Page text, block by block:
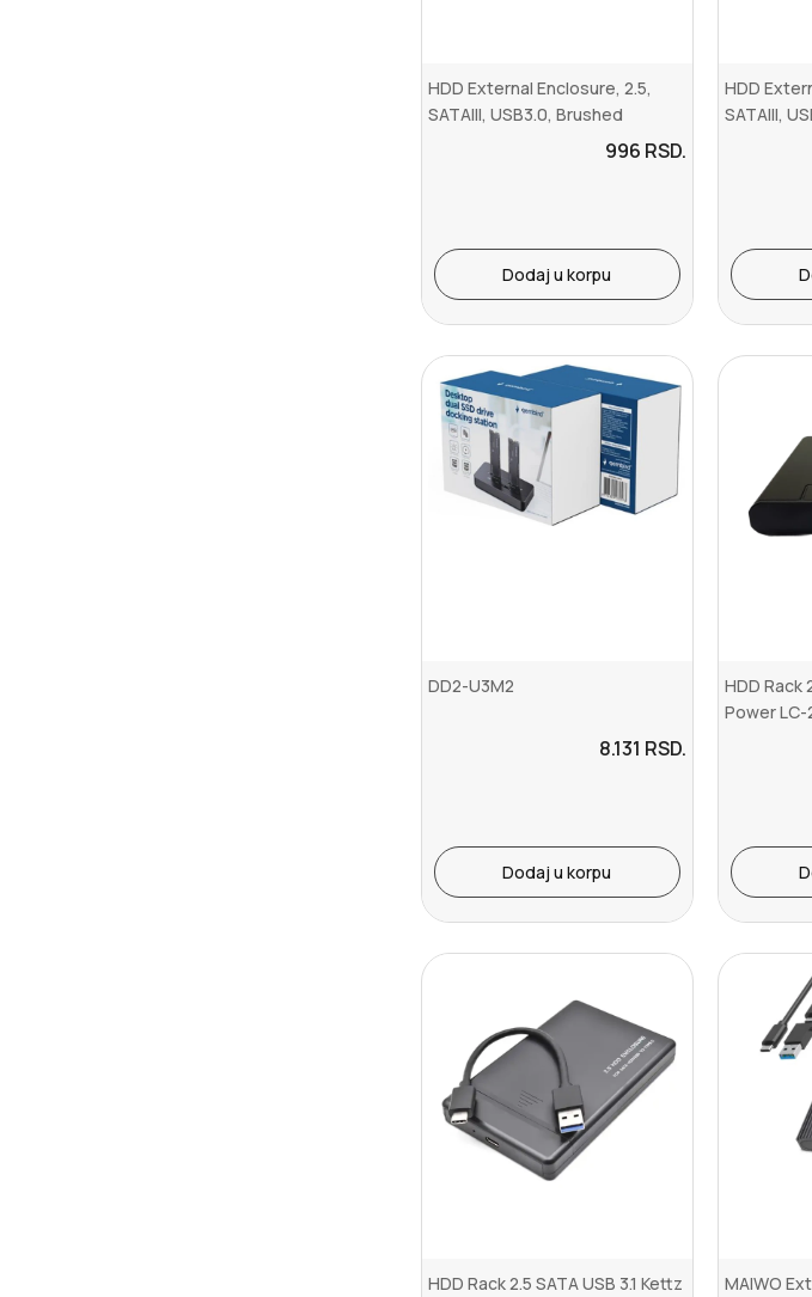
HDD External Enclosure, 2.5,
SATAIII, USB3.0, Brushed
996 RSD.
Dodaj u korpu
HDD
SATAIII,
DD2-U3M2
8.131 RSD.
Dodaj u korpu
HDD Rack
Power
HDD Rack 2.5 SATA USB 3.1 Kettz
MAIWO